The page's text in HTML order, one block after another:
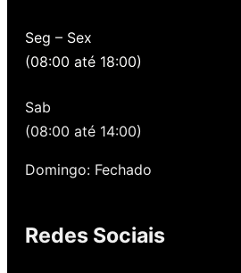
Temos uma loja novinha, com
oferecemos revisão,
nossa loja possui grande
Então, entre em contato
Seg – Sex
(08:00 até 18:00)
Sab
(08:00 até 14:00)
Domingo: Fechado
Redes Sociais